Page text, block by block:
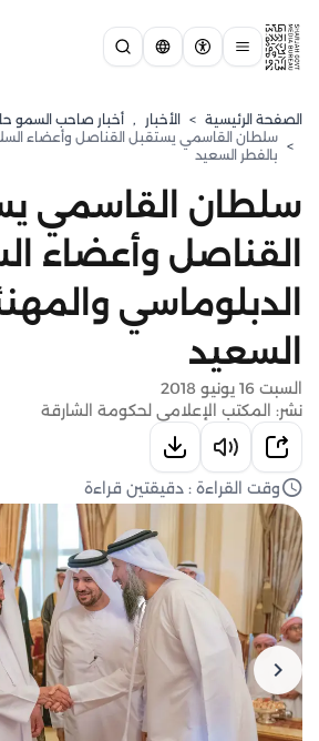
الصفحة الرئيسية > الأخبار , أخبار صاحب السمو
>
سلطان القاسمي يستقبل القناصل وأعضاء
بالفطر السعيد
سلطان القاسمي
القناصل وأعضاء
الدبلوماسي
السعيد
السبت 16 يونيو 2018
نشر: المكتب الإعلامي لحكومة الشارقة
وقت القراءة : دقيقتين قراءة